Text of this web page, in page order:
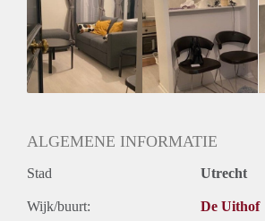
Gedeelde Douche: Nee
Gedeelde woonkamer: Nee
Huisgenoten: Nee
Geslacht huisgenoten: N.v.t.
ALGEMENE INFORMATIE
Stad Utrecht
Wijk/buurt: De Uithof